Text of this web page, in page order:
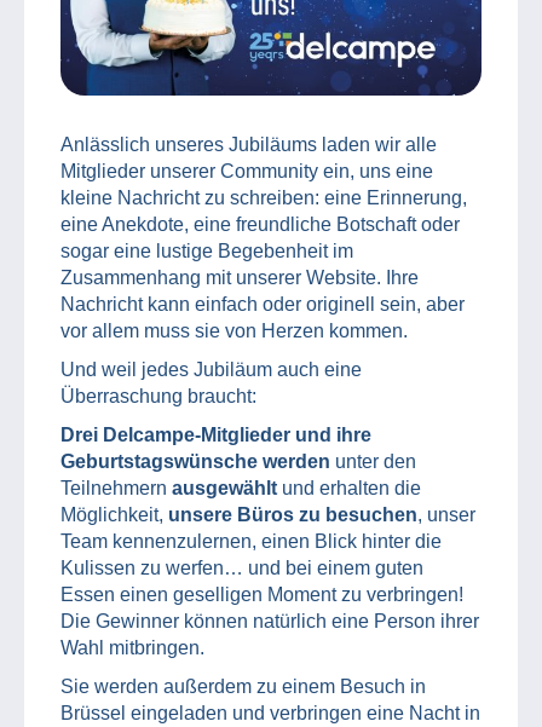
Anlässlich unseres Jubiläums laden wir alle
Mitglieder unserer Community ein, uns eine
kleine Nachricht zu schreiben: eine Erinnerung,
eine Anekdote, eine freundliche Botschaft oder
sogar eine lustige Begebenheit im
Zusammenhang mit unserer Website. Ihre
Nachricht kann einfach oder originell sein, aber
vor allem muss sie von Herzen kommen.
Und weil jedes Jubiläum auch eine
Überraschung braucht:
Drei Delcampe-Mitglieder und ihre
Geburtstagswünsche werden unter den
Teilnehmern ausgewählt und erhalten die
Möglichkeit, unsere Büros zu besuchen, unser
Team kennenzulernen, einen Blick hinter die
Kulissen zu werfen… und bei einem guten
Essen einen geselligen Moment zu verbringen!
Die Gewinner können natürlich eine Person ihrer
Wahl mitbringen.
Sie werden außerdem zu einem Besuch in
Brüssel eingeladen und verbringen eine Nacht in